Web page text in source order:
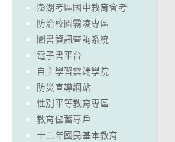
澎湖考區國中教育會考
防治校園霸凌專區
圖書資訊查詢系統
電子書平台
自主學習雲端學院
防災宣導網站
性別平等教育專區
教育儲蓄專戶
十二年國民基本教育